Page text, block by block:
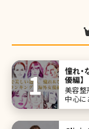
憧れ・
優編】
美容整
中心に
す。今